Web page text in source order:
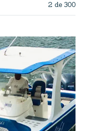
2 de 300